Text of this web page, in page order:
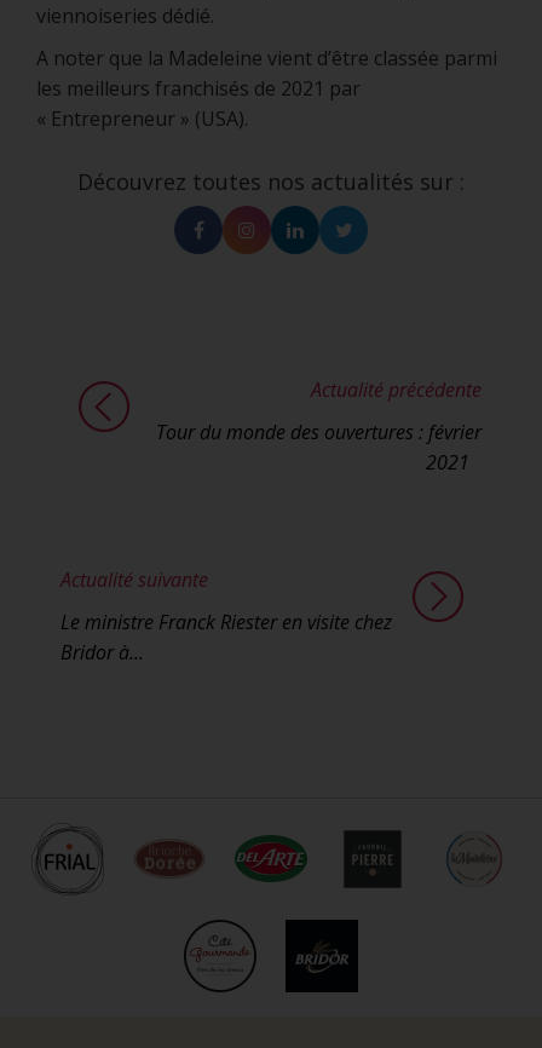
viennoiseries dédié.
A noter que la Madeleine vient d’être classée parmi
les meilleurs franchisés de 2021 par
« Entrepreneur » (USA).
Découvrez toutes nos actualités sur :
FacebookInstagram
LinkedinTwitter
Actualité précédente
Tour du monde des ouvertures : février
2021
Actualité suivante
Le ministre Franck Riester en visite chez
Bridor à...